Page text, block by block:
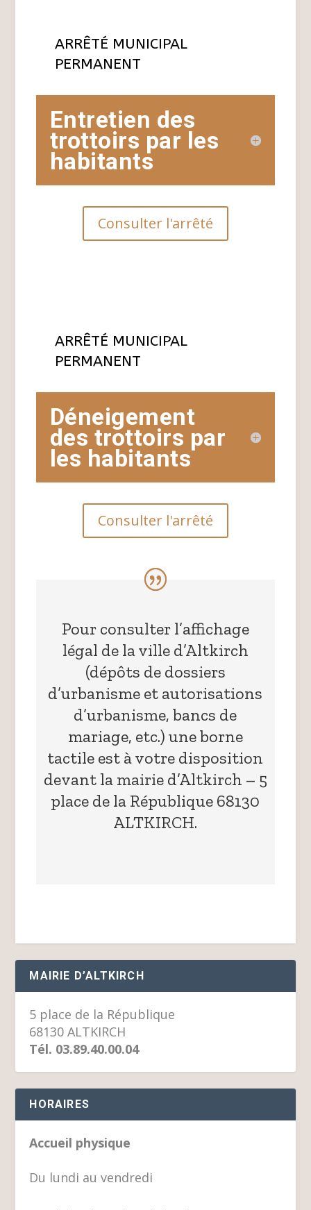
ARRÊTÉ MUNICIPAL
PERMANENT
Entretien des
trottoirs par les
habitants
Consulter l'arrêté
ARRÊTÉ MUNICIPAL
PERMANENT
Déneigement
des trottoirs par
les habitants
Consulter l'arrêté
Pour consulter l’affichage
légal de la ville d’Altkirch
(dépôts de dossiers
d’urbanisme et autorisations
d’urbanisme, bancs de
mariage, etc.) une borne
tactile est à votre disposition
devant la mairie d’Altkirch – 5
place de la République 68130
ALTKIRCH.
MAIRIE D’ALTKIRCH
5 place de la République
68130 ALTKIRCH
Tél. 03.89.40.00.04
HORAIRES
Accueil physique
Du lundi au vendredi